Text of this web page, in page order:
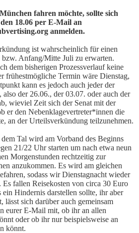
fahren möchte, sollte sich
18.06 per E-Mail an
anmelden.
ist wahrscheinlich für einen
Anfang/Mitte Juli zu erwarten.
dem bisherigen Prozessverlauf keine
frühestmögliche Termin wäre Dienstag,
kann es jedoch auch jeder der
also der 26.06., der 03.07. oder auch der
wieviel Zeit sich der Senat mit der
er den Nebenklagevertreter*innen die
an der Urteilsverkündung teilzunehmen.
Tal wird am Vorband des Beginns
21/22 Uhr starten um nach etwa neun
Morgenstunden rechtzeitig zur
anzukommen. Es wird am gleichen
sodass wir Dienstagnacht wieder
fallen Reisekosten von circa 30 Euro
ein Hindernis darstellen sollte, ihr aber
sich darüber auch gemeinsam
eurer E-Mail mit, ob ihr an allen
oder ob ihr nur beispielsweise an
könnt.